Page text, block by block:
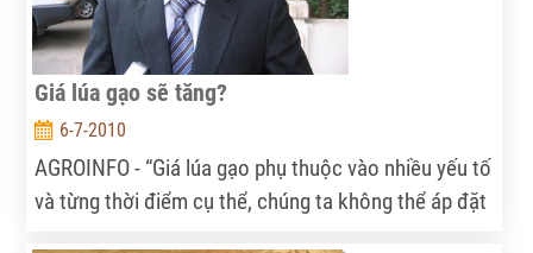
Giá lúa gạo sẽ tăng?
6-7-2010
AGROINFO - “Giá lúa gạo phụ thuộc vào nhiều yếu tố
và từng thời điểm cụ thể, chúng ta không thể áp đặt